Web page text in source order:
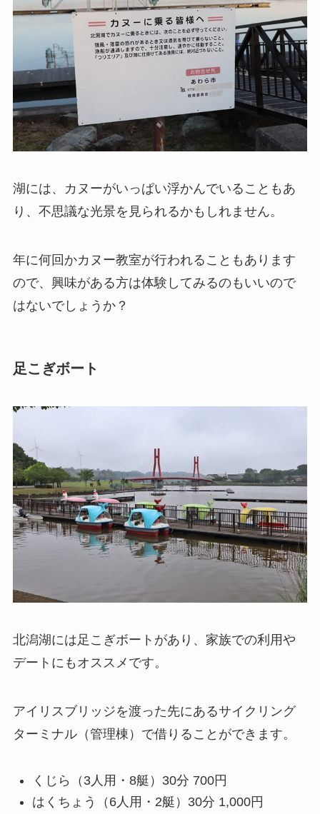
湖には、カヌーがいっぱい浮かんでいることもあ
り、不思議な光景を見られるかもしれません。
年に何回かカヌー教室が行われることもあります
ので、興味がある方は体験してみるのもいいので
はないでしょうか？
足こぎボート
北潟湖には足こぎボートがあり、家族での利用や
デートにもオススメです。
アイリスブリッジを渡った先にあるサイクリング
ターミナル（管理棟）で借りることができます。
くじら（3人用・8艇）30分 700円
はくちょう（6人用・2艇）30分 1,000円